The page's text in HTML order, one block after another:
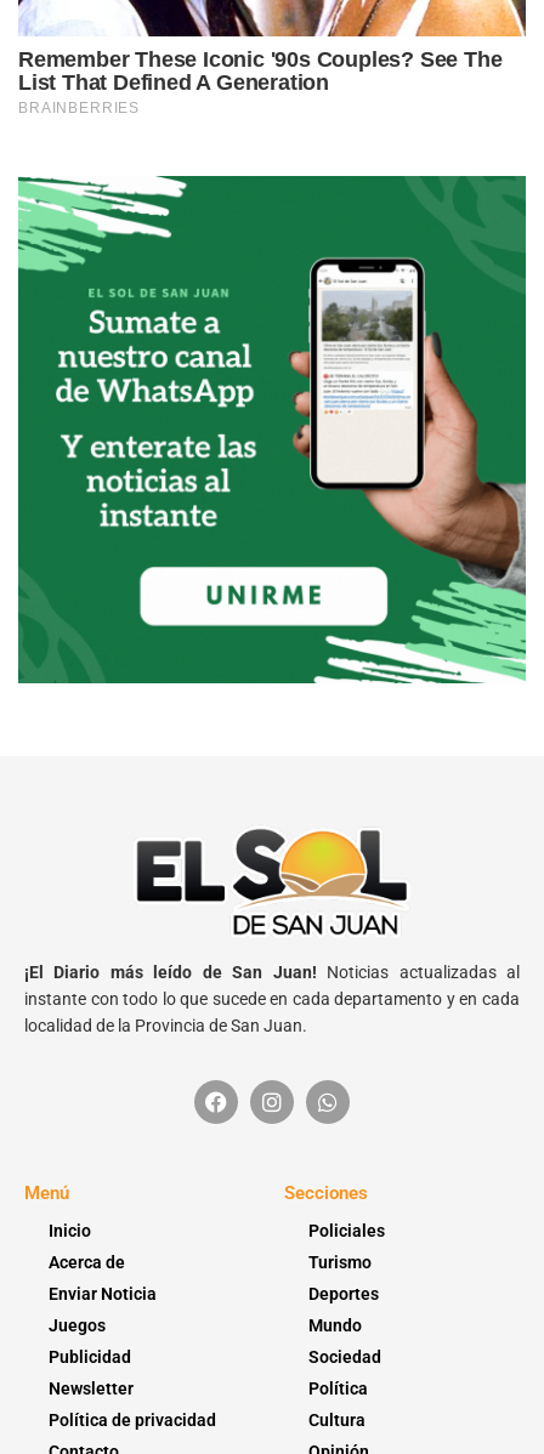
¡El Diario más leído de San Juan! Noticias actualizadas al
instante con todo lo que sucede en cada departamento y en cada
localidad de la Provincia de San Juan.
Menú
Inicio
Acerca de
Enviar Noticia
Juegos
Publicidad
Newsletter
Política de privacidad
Secciones
Policiales
Turismo
Deportes
Mundo
Sociedad
Política
Cultura